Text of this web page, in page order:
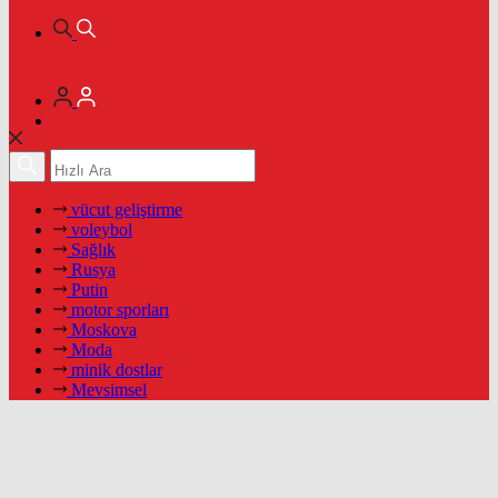
vücut geliştirme
voleybol
Sağlık
Rusya
Putin
motor sporları
Moskova
Moda
minik dostlar
Mevsimsel